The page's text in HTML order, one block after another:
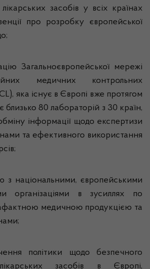
засобів у всіх країнах
про розробку європейської
Загальноєвропейської мережі
медичних контрольних
яка існує в Європі вже протягом
близько 80 лабораторій з 30 країн,
інформації щодо експертизи
та ефективного використання
з національними, європейськими
організаціями в зусиллях по
медичною продукцією та
політики щодо безпечного
засобів в Європі,